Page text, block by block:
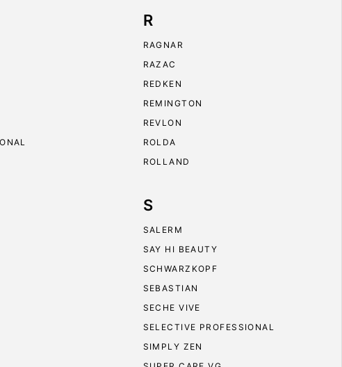
R
RAGNAR
RAZAC
REDKEN
REMINGTON
REVLON
ROLDA
ROLLAND
S
SALERM
SAY HI BEAUTY
SCHWARZKOPF
SEBASTIAN
SECHE VIVE
SELECTIVE PROFESSIONAL
SIMPLY ZEN